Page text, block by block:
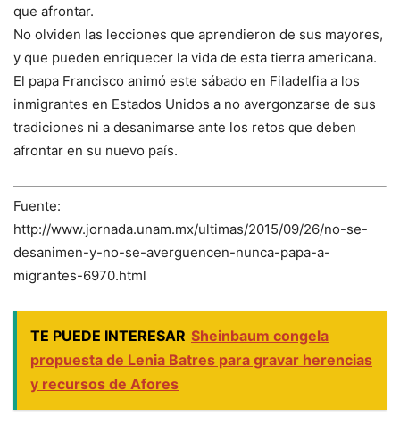
que afrontar.
No olviden las lecciones que aprendieron de sus mayores,
y que pueden enriquecer la vida de esta tierra americana.
El papa Francisco animó este sábado en Filadelfia a los
inmigrantes en Estados Unidos a no avergonzarse de sus
tradiciones ni a desanimarse ante los retos que deben
afrontar en su nuevo país.
Fuente:
http://www.jornada.unam.mx/ultimas/2015/09/26/no-se-
desanimen-y-no-se-averguencen-nunca-papa-a-
migrantes-6970.html
TE PUEDE INTERESAR Sheinbaum congela
propuesta de Lenia Batres para gravar herencias
y recursos de Afores